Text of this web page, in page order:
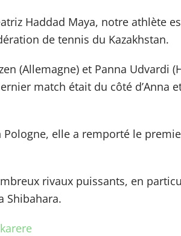
Haddad Maya, notre athlète
de tennis du Kazakhstan.
(Allemagne) et Panna Udvardi
match était du côté d’Anna
Pologne, elle a remporté le
rivaux puissants, en
Shibahara.